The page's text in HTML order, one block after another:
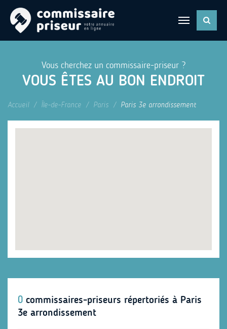
Vous cherchez un commissaire-priseur ?
VOUS ÊTES AU BON ENDROIT
Accueil Île-de-France Paris Paris 3e arrondissement
0 commissaires-priseurs répertoriés à Paris
3e arrondissement